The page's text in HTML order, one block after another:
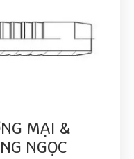
MẠI &
NGỌC